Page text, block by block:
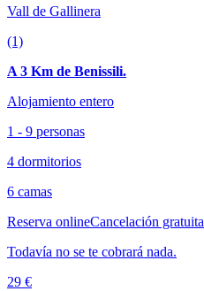
Vall de Gallinera
(1)
A 3 Km de Benissili.
Alojamiento entero
1 - 9 personas
4 dormitorios
6 camas
Reserva onlineCancelación gratuita
Todavía no se te cobrará nada.
29 €